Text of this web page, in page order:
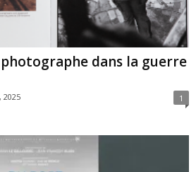
dans la guerre
2025 1